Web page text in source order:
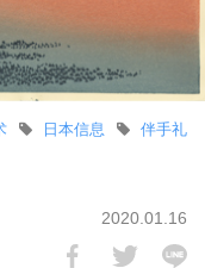
伴手礼
日本信息
2020.01.16